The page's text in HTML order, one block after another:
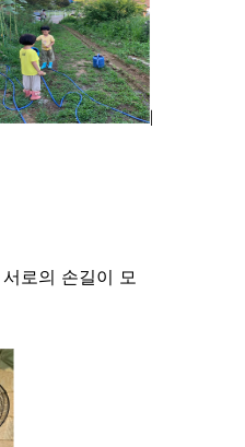
로의 손길이 모